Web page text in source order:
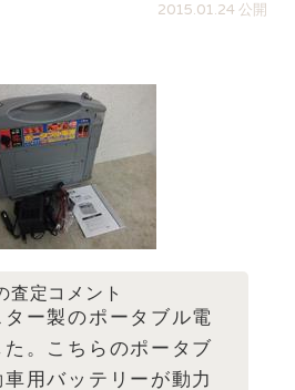
2015.01.24 公開
査定コメント
ー製のポータブル電
。こちらのポータブ
用バッテリーが動力